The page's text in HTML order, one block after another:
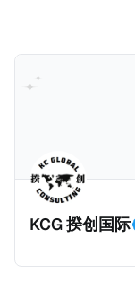
吸引力吗？我们
的财务能力和专业知识； * 申请人必
册公司，并提供
并提供有关投资
申请。申请人在
身份，包括在申
外。由于印度不
增加300美元（折合约
包括：申请表、
危地马拉的证明
在危地马拉居住
历史文化有认识
么，危地马拉的
KCG 揆创国际